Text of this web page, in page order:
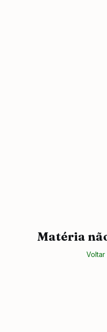
Matéria
Voltar